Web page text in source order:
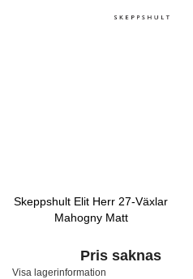
Skeppshult Elit Herr 27-Växlar
Mahogny Matt
Pris saknas
Visa lagerinformation